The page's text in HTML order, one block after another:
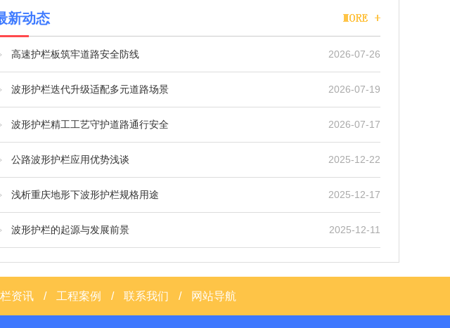
新动态
高速护栏板筑牢道路安全防线 2026-07-26
波形护栏迭代升级适配多元道路场景 2026-07-19
波形护栏精工工艺守护道路通行安全 2026-07-17
公路波形护栏应用优势浅谈 2025-12-22
浅析重庆地形下波形护栏规格用途 2025-12-17
波形护栏的起源与发展前景 2025-12-11
资讯 / 工程案例 / 联系我们 / 网站导航